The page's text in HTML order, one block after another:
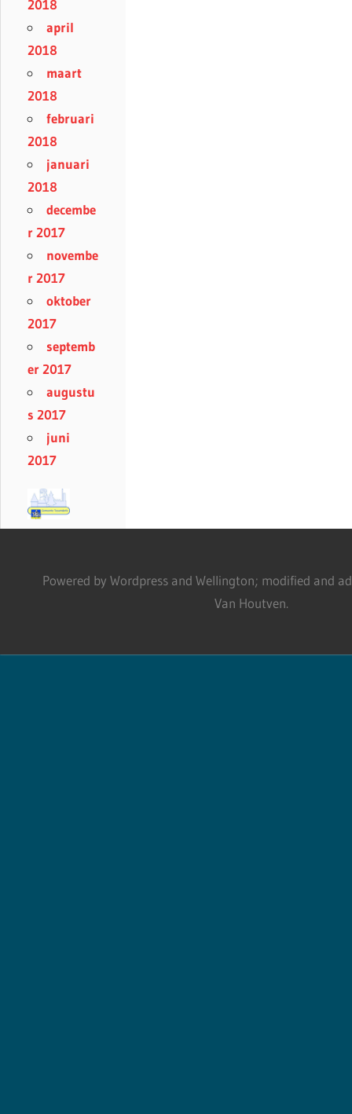
2018
april
2018
maart
2018
februari
2018
januari
2018
decembe
r 2017
novembe
r 2017
oktober
2017
septemb
er 2017
augustu
s 2017
juni
2017
Powered by Wordpress and Wellington; modified and
Van Houtven.